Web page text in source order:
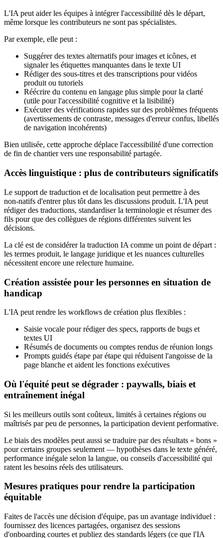
L'IA peut aider les équipes à intégrer l'accessibilité dès le départ,
même lorsque les contributeurs ne sont pas spécialistes.
Par exemple, elle peut :
Suggérer des textes alternatifs pour images et icônes, et
signaler les étiquettes manquantes dans le texte UI
Rédiger des sous‑titres et des transcriptions pour vidéos
produit ou tutoriels
Réécrire du contenu en langage plus simple pour la clarté
(utile pour l'accessibilité cognitive et la lisibilité)
Exécuter des vérifications rapides sur des problèmes fréquents
(avertissements de contraste, messages d'erreur confus, libellés
de navigation incohérents)
Bien utilisée, cette approche déplace l'accessibilité d'une correction
de fin de chantier vers une responsabilité partagée.
Accès linguistique : plus de contributeurs significatifs
Le support de traduction et de localisation peut permettre à des
non‑natifs d'entrer plus tôt dans les discussions produit. L'IA peut
rédiger des traductions, standardiser la terminologie et résumer des
fils pour que des collègues de régions différentes suivent les
décisions.
La clé est de considérer la traduction IA comme un point de départ :
les termes produit, le langage juridique et les nuances culturelles
nécessitent encore une relecture humaine.
Création assistée pour les personnes en situation de
handicap
L'IA peut rendre les workflows de création plus flexibles :
Saisie vocale pour rédiger des specs, rapports de bugs et
textes UI
Résumés de documents ou comptes rendus de réunion longs
Prompts guidés étape par étape qui réduisent l'angoisse de la
page blanche et aident les fonctions exécutives
Où l'équité peut se dégrader : paywalls, biais et
entraînement inégal
Si les meilleurs outils sont coûteux, limités à certaines régions ou
maîtrisés par peu de personnes, la participation devient performative.
Le biais des modèles peut aussi se traduire par des résultats « bons »
pour certains groupes seulement — hypothèses dans le texte généré,
performance inégale selon la langue, ou conseils d'accessibilité qui
ratent les besoins réels des utilisateurs.
Mesures pratiques pour rendre la participation
équitable
Faites de l'accès une décision d'équipe, pas un avantage individuel :
fournissez des licences partagées, organisez des sessions
d'onboarding courtes et publiez des standards légers (ce que l'IA